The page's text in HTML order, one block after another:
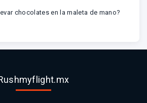
chocolates en la maleta de mano?